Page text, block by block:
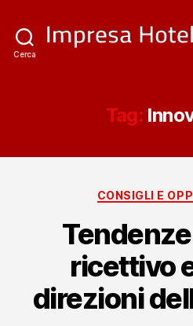
Cerca
Tag:
CONSIGLI E
ricettivo
direzioni